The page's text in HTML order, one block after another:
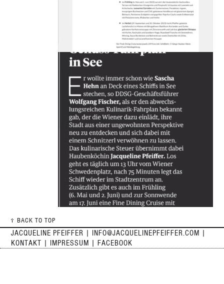
BACK TO TOP
JACQUELINE PFEIFFER | INFO@JACQUELINEPFEIFFER.COM |
KONTAKT | IMPRESSUM | FACEBOOK